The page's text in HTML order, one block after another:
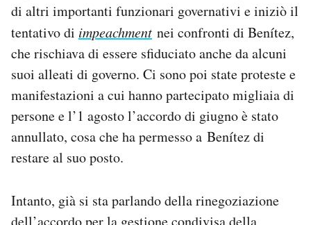
di altri importanti funzionari governativi e iniziò il
tentativo di impeachment nei confronti di Benítez,
che rischiava di essere sfiduciato anche da alcuni
suoi alleati di governo. Ci sono poi state proteste e
manifestazioni a cui hanno partecipato migliaia di
persone e l’1 agosto l’accordo di giugno è stato
annullato, cosa che ha permesso a Benítez di
restare al suo posto.
Intanto, già si sta parlando della rinegoziazione
dell’accordo per la gestione condivisa della